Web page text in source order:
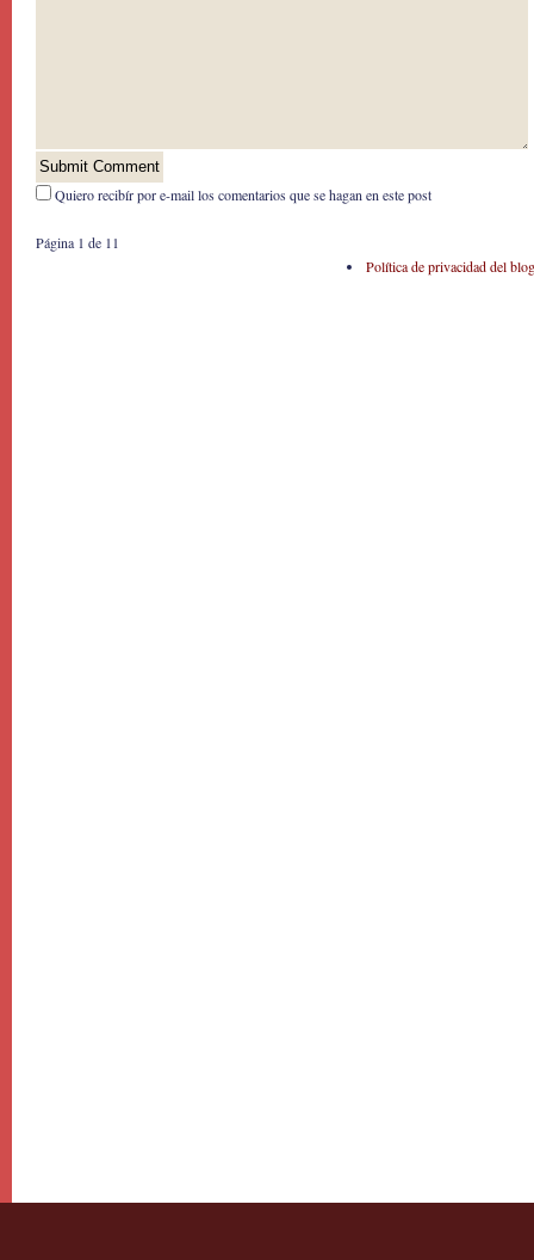
Quiero recibír por e-mail los comentarios que se hagan en este post
Página 1 de 1 1
Política de privacidad del